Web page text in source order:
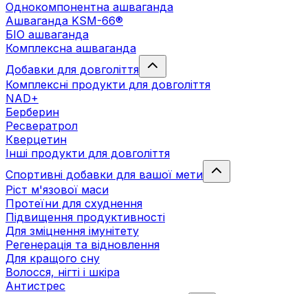
Однокомпонентна ашваганда
Ашваганда KSM-66®
БІО ашваганда
Комплексна ашваганда
Добавки для довголіття
Комплексні продукти для довголіття
NAD+
Берберин
Ресвератрол
Кверцетин
Інші продукти для довголіття
Спортивні добавки для вашої мети
Ріст м'язової маси
Протеїни для схуднення
Підвищення продуктивності
Для зміцнення імунітету
Регенерація та відновлення
Для кращого сну
Волосся, нігті і шкіра
Антистрес